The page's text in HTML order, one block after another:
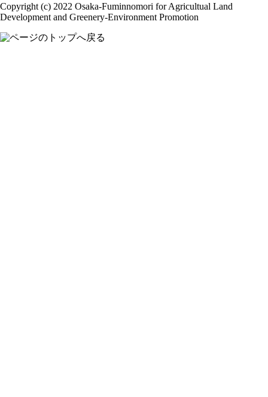
Copyright (c) 2022 Osaka-Fuminnomori for Agricultual Land
Development and Greenery-Environment Promotion